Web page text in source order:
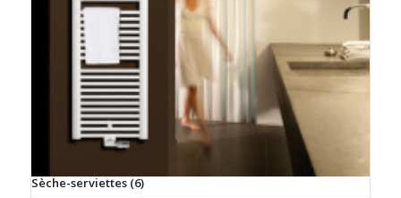
Sèche-serviettes (6)